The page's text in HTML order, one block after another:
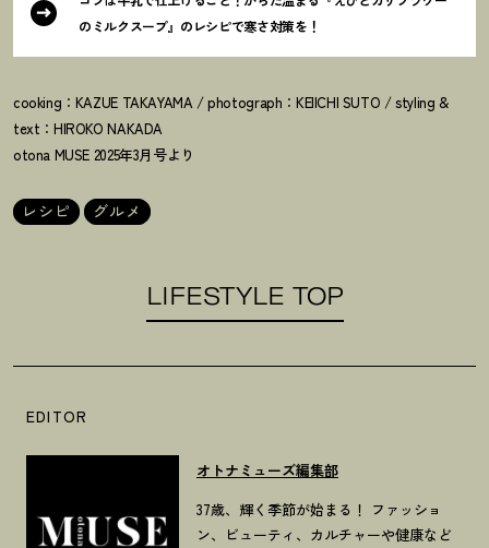
のミルクスープ』のレシピで寒さ対策を ！
cooking：KAZUE TAKAYAMA / photograph：KEIICHI SUTO / styling &
text：HIROKO NAKADA
otona MUSE 2025年3月号より
レシピ グルメ
LIFESTYLE TOP
EDITOR
オトナミューズ編集部
37歳、輝く季節が始まる！ ファッショ
ン、ビューティ、カルチャーや健康など